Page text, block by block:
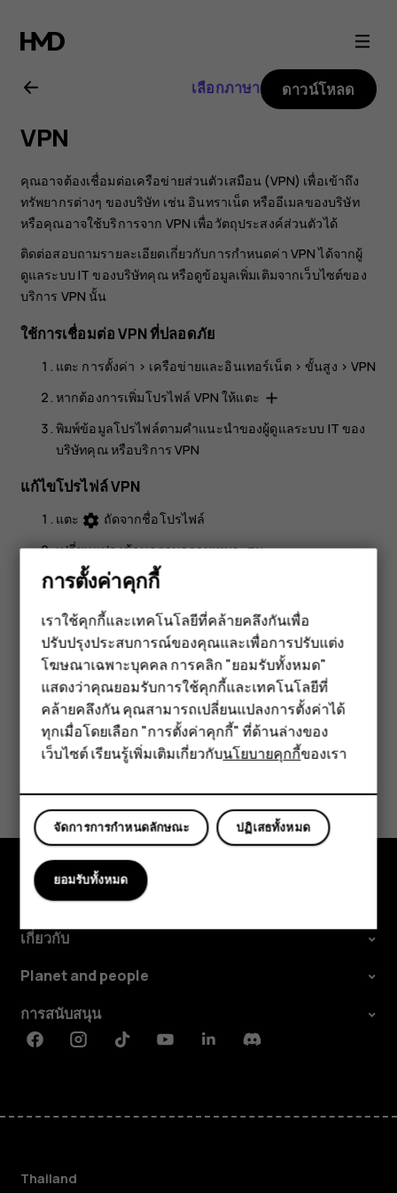
คู่มือ
ผู้
ใช้
Nokia
3.2
สมาร์ทโฟน
ฟีเจอร์โฟน
อุปกรณ์เสริม
แท็บเล็ต
เลือกภาษา ดาวน์โหลด
VPN
คุณอาจต้องเชื่อมต่อเครือข่ายส่วนตัวเสมือน (VPN) เพื่อเข้าถึง
ทรัพยากรต่างๆ ของบริษัท เช่น อินทราเน็ต หรืออีเมลของบริษัท
หรือคุณอาจใช้บริการจาก VPN เพื่อวัตถุประสงค์ส่วนตัวได้
ติดต่อสอบถามรายละเอียดเกี่ยวกับการกำหนดค่า VPN ได้จากผู้
ดูแลระบบ IT ของบริษัทคุณ หรือดูข้อมูลเพิ่มเติมจากเว็บไซต์ของ
บริการ VPN นั้น
ใช้การเชื่อมต่อ VPN ที่ปลอดภัย
แตะ การตั้งค่า > เครือข่ายและอินเทอร์เน็ต>ขั้นสูง >VPN
หากต้องการเพิ่มโปรไฟล์ VPN ให้แตะ add
พิมพ์ข้อมูลโปรไฟล์ตามคำแนะนำของผู้ดูแลระบบ IT ของ
บริษัทคุณ หรือบริการ VPN
แก้ไขโปรไฟล์ VPN
แตะ settings ถัดจากชื่อโปรไฟล์
เปลี่ยนแปลงข้อมูลตามความเหมาะสม
ลบโปรไฟล์ VPN
แตะsettingsถัดจากชื่อโปรไฟล์
แตะไม่จำ VPN
ใช่ ไม่
สำรวจ
เกี่ยวกับ
Planet and people
การสนับสนุน
FacebookInstagramTiktokYoutubeLinkedinDiscord
Thailand
การตั้งค่าคุกกี้
เราใช้คุกกี้และเทคโนโลยีที่คล้ายคลึงกันเพื่อ
ปรับปรุงประสบการณ์ของคุณและเพื่อการปรับแต่ง
โฆษณาเฉพาะบุคคล การคลิก "ยอมรับทั้งหมด"
แสดงว่าคุณยอมรับการใช้คุกกี้และเทคโนโลยีที่
คล้ายคลึงกัน คุณสามารถเปลี่ยนแปลงการตั้งค่าได้
ทุกเมื่อโดยเลือก "การตั้งค่าคุกกี้" ที่ด้านล่างของ
เว็บไซต์ เรียนรู้เพิ่มเติมเกี่ยวกับนโยบายคุกกี้ของเรา
ปฏิเสธทั้งหมด
จัดการการกำหนดลักษณะ
ยอมรับทั้งหมด